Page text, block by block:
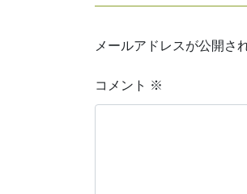
メールアドレスが公開さ
コメント ※